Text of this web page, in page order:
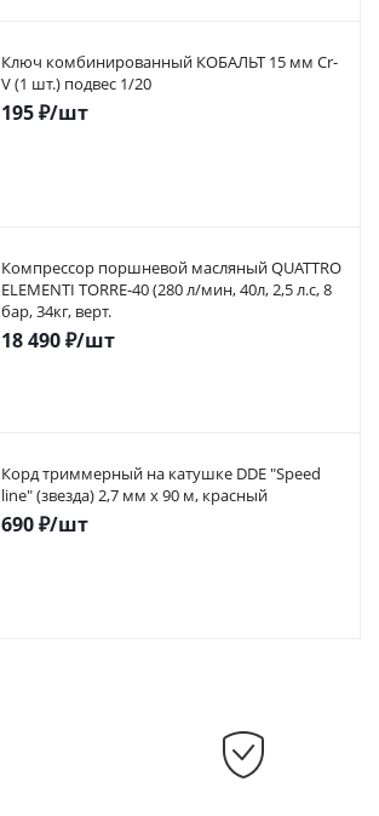
Ключ комбинированный КОБАЛЬТ 15 мм Cr-
V (1 шт.) подвес 1/20
195₽/шт
Компрессор поршневой масляный QUATTRO
ELEMENTI TORRE-40 (280 л/мин, 40л, 2,5 л.с, 8
бар, 34кг, верт.
18 490₽/шт
Корд триммерный на катушке DDE "Speed
line" (звезда) 2,7 мм х 90 м, красный
690₽/шт